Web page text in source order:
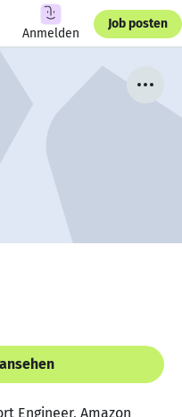
Anmelden
Job posten
Engineer, Amazon